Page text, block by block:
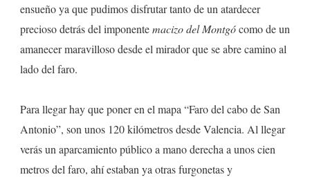
ensueño ya que pudimos disfrutar tanto de un atardecer
precioso detrás del imponentemacizo del Montgócomo de un
amanecer maravilloso desde el mirador que se abre camino al
lado del faro.
Para llegar hay que poner en el mapa “Faro del cabo de San
Antonio”, son unos 120 kilómetros desde Valencia. Al llegar
verás un aparcamiento público a mano derecha a unos cien
metros del faro, ahí estaban ya otras furgonetas y